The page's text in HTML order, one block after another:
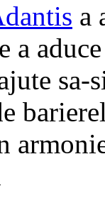
a
a
sa-